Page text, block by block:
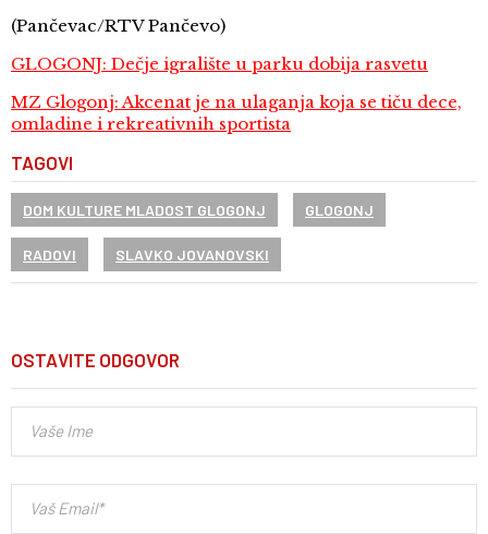
(Pančevac/RTV Pančevo)
GLOGONJ: Dečje igralište u parku dobija rasvetu
MZ Glogonj: Akcenat je na ulaganja koja se tiču dece,
omladine i rekreativnih sportista
TAGOVI
DOM KULTURE MLADOST GLOGONJ GLOGONJ
RADOVI SLAVKO JOVANOVSKI
OSTAVITE ODGOVOR